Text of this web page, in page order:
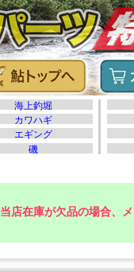
当店在庫が欠品の場合、